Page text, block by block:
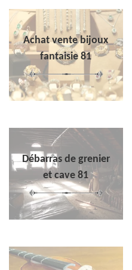
Achat vente bijoux
fantaisie 81
Débarras de grenier
et cave 81